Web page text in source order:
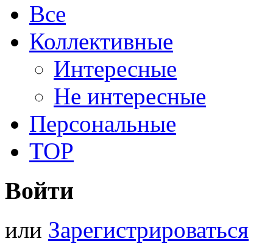
Все
Коллективные
Интересные
Не интересные
Персональные
TOP
Войти
или Зарегистрироваться